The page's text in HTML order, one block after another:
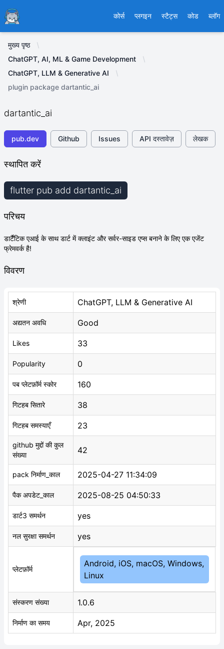
Ducafecat कोर्स प्लगइन स्टैट्स कोड ब्लॉग
मुख्य पृष्ठ
ChatGPT, AI, ML & Game Development
ChatGPT, LLM & Generative AI
plugin package dartantic_ai
dartantic_ai
pub.dev Github Issues API दस्तावेज़ लेखक
स्थापित करें
flutter pub add dartantic_ai
परिचय
डार्टैंटिक एआई के साथ डार्ट में क्लाइंट और सर्वर-साइड एप्स बनाने के लिए एक एजेंट
फ्रेमवर्क है!
विवरण
श्रेणी ChatGPT, LLM & Generative AI
अद्यतन अवधि Good
Likes 33
Popularity 0
पब प्लेटफ़ॉर्म स्कोर 160
गिटहब सितारे 38
गिटहब समस्याएँ 23
github मुद्दों की कुल
संख्या
42
pack निर्माण_काल 2025-04-27 11:34:09
पैक अपडेट_काल 2025-08-25 04:50:33
डार्ट3 समर्थन yes
नल सुरक्षा समर्थन yes
प्लेटफ़ॉर्म
Android, iOS, macOS, Windows,
Linux
संस्करण संख्या 1.0.6
निर्माण का समय Apr, 2025